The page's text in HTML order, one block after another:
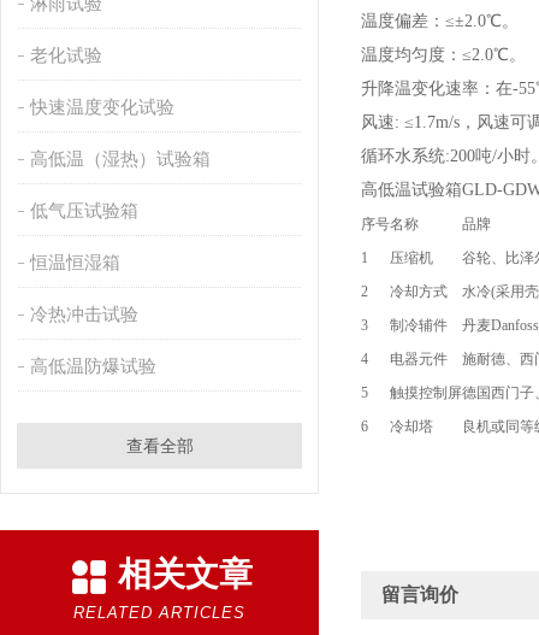
老化试验
快速温度变化试验
高低温（湿热）试验箱
低气压试验箱
恒温恒湿箱
冷热冲击试验
高低温防爆试验
查看全部
相关文章
RELATED ARTICLES
温度偏差：≤±2.0℃。
温度均匀度：≤2.0℃。
升降温变化速率：在-
风速: ≤1.7m/s，风速可
循环水系统:200吨/小时
高低温试验箱GLD-
序号名称
品牌
1
压缩机
谷轮、比泽
2
冷却方式
水冷(采用
3
制冷辅件
丹麦
4
电器元件
施耐德、西
5
触摸控制屏德国西门子
6
冷却塔 良机或同
留言询价